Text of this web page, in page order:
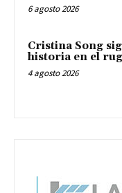
6 agosto 2026
Cristina Song
historia en el
4 agosto 2026